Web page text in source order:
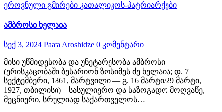
ეროვნული გმირები კათალიკოს-პატრიარქები
ამბროსი ხელაია
სექ 3, 2024 Paata Aroshidze 0 კომენტარი
მისი უწმიდესობა და უნეტარესობა ამბროსი
(ერისკაცობაში ბესარიონ ზოსიმეს ძე ხელაია; დ. 7
სექტემბერი, 1861, მარტვილი — გ. 16 მარტი/29 მარტი,
1927, თბილისი) – სასულიერო და საზოგადო მოღვაწე,
მეცნიერი, სრულიად საქართველოს…